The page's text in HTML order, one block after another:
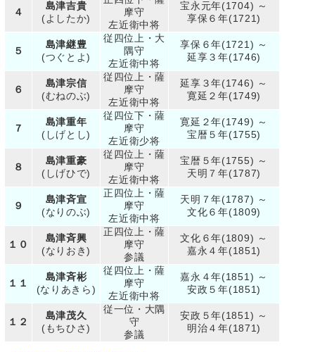
４
島津吉貴
(よしたか)
摩守
左近衛中将
宝永元年(1704) ～
享保６年(1721)
５
島津継豊
(つぐとよ)
従四位上・大
隅守
左近衛中将
享保６年(1721) ～
延享３年(1746)
６
島津宗信
(むねのぶ)
従四位上・薩
摩守
左近衛中将
延享３年(1746) ～
寛延２年(1749)
７
島津重年
(しげとし)
従四位下・薩
摩守
左近衛少将
寛延２年(1749) ～
宝暦５年(1755)
８
島津重豪
(しげひで)
従四位上・薩
摩守
左近衛中将
宝暦５年(1755) ～
天明７年(1787)
９
島津斉宣
(なりのぶ)
正四位上・薩
摩守
左近衛中将
天明７年(1787) ～
文化６年(1809)
１０
島津斉興
(なりおき)
正四位上・薩
摩守
参議
文化６年(1809) ～
嘉永４年(1851)
１１
島津斉彬
(なりあきら)
従四位上・薩
摩守
左近衛中将
嘉永４年(1851) ～
安政５年(1851)
１２
島津茂久
(もちひさ)
従一位・大隅
守
参議
安政５年(1851) ～
明治４年(1871)